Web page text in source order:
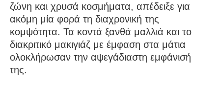
ζώνη και χρυσά κοσμήματα, απέδειξε για
ακόμη μία φορά τη διαχρονική της
κομψότητα. Τα κοντά ξανθά μαλλιά και το
διακριτικό μακιγιάζ με έμφαση στα μάτια
ολοκλήρωσαν την αψεγάδιαστη εμφάνισή
της.